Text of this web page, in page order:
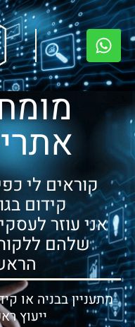
קוראים לי
קידום
אני עוזר
שלהם
מתעניין בבניה או
ייעוץ